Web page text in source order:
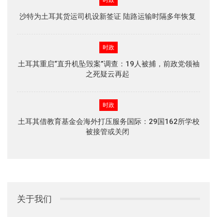
沙特为土耳其货运司机设新签证 陆路运输时隔多年恢复
时政
土耳其重启“直升机坠毁案”调查：19人被捕，前政党领袖
之死疑云再起
时政
土耳其借教育基金会海外打压服务国际：29国162所学校
被接管或关闭
关于我们